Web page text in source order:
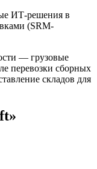
ИТ-решения в
(SRM-
— грузовые
перевозки сборных
складов для